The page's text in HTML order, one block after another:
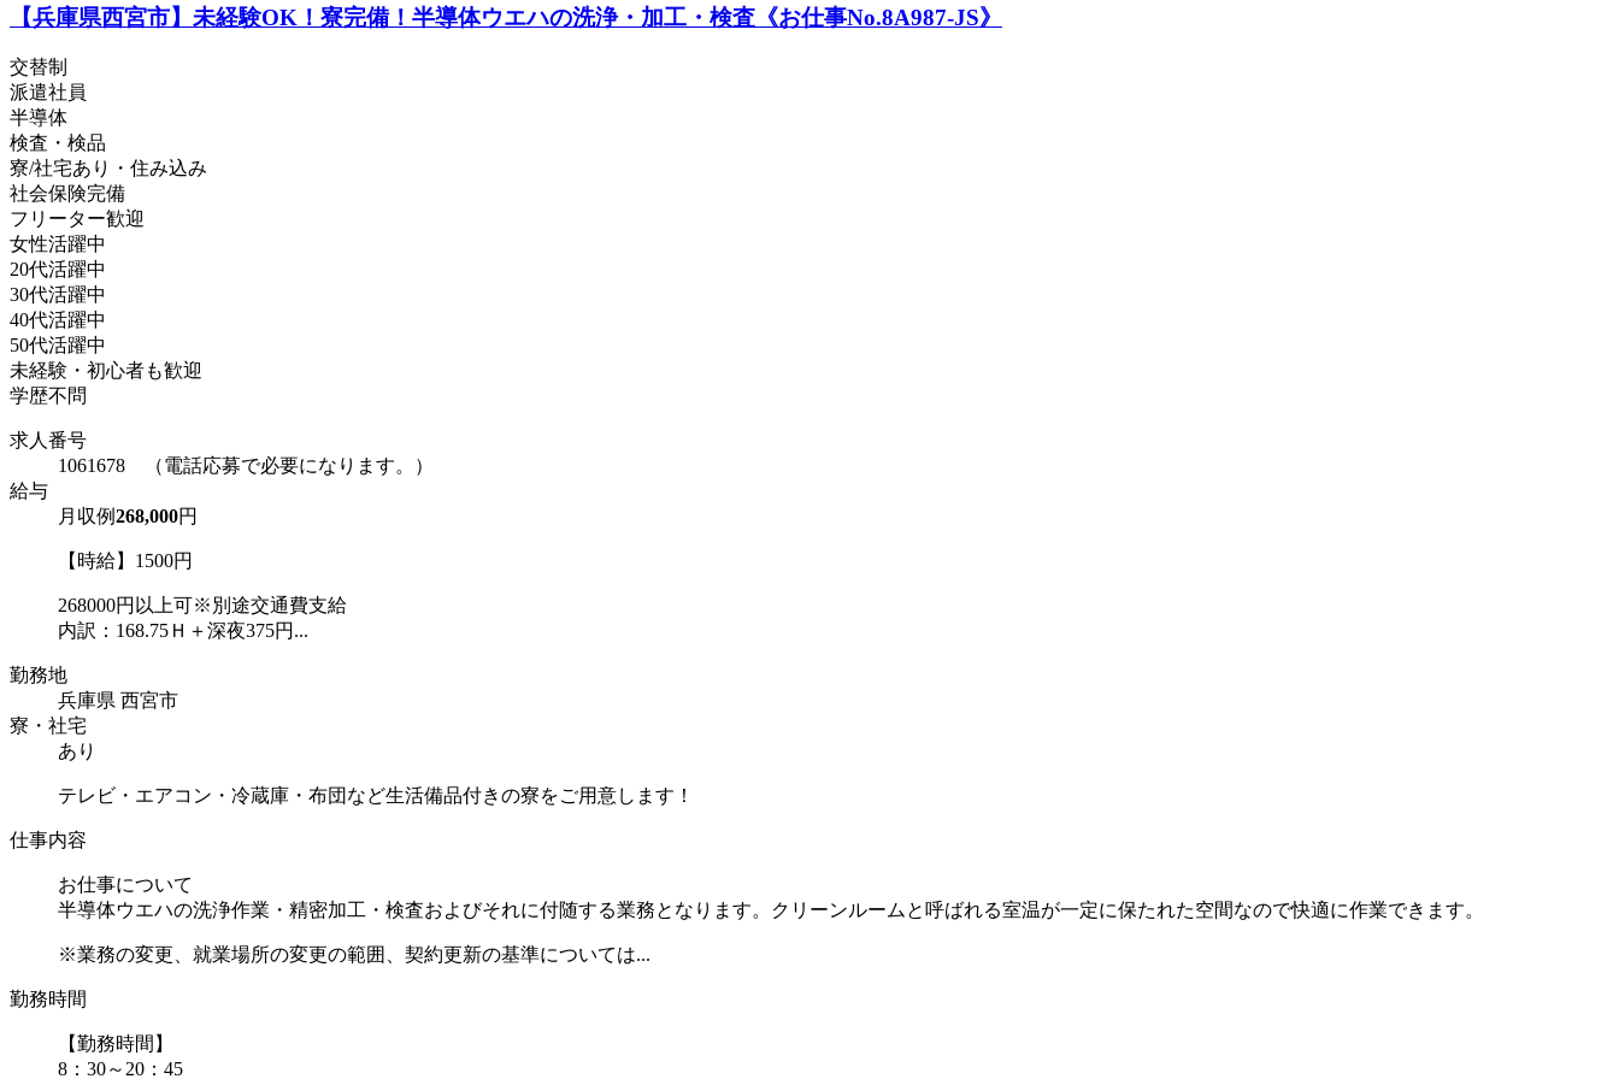
【兵庫県西宮市】未経験OK！寮完備！半導体ウエハの洗浄・加工・検査《お仕事No.8A987-JS》
交替制
派遣社員
半導体
検査・検品
寮/社宅あり・住み込み
社会保険完備
フリーター歓迎
女性活躍中
20代活躍中
30代活躍中
40代活躍中
50代活躍中
未経験・初心者も歓迎
学歴不問
求人番号
1061678 （電話応募で必要になります。）
給与
月収例268,000円
【時給】1500円
268000円以上可※別途交通費支給
内訳：168.75Ｈ＋深夜375円...
勤務地
兵庫県 西宮市
寮・社宅
あり
テレビ・エアコン・冷蔵庫・布団など生活備品付きの寮をご用意します！
仕事内容
お仕事について
半導体ウエハの洗浄作業・精密加工・検査およびそれに付随する業務となります。クリーンルームと呼ばれる室温が一定に保たれた空間なので快適に作業できます。
※業務の変更、就業場所の変更の範囲、契約更新の基準については...
勤務時間
【勤務時間】
8：30～20：45